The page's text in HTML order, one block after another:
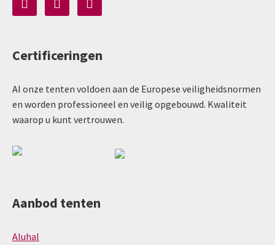
Certificeringen
Al onze tenten voldoen aan de Europese veiligheidsnormen
en worden professioneel en veilig opgebouwd. Kwaliteit
waarop u kunt vertrouwen.
Aanbod tenten
Aluhal